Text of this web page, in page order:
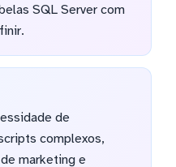
SQL Server com
de
complexos,
marketing e